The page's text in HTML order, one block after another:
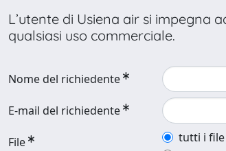
L’utente di Usiena air si impegna
qualsiasi uso commerciale.
Nome del richiedente
E-mail del richiedente
File
tutti i file